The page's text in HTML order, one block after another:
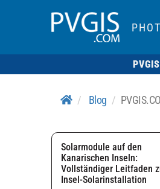
Blog
Solarmodule auf den
Kanarischen Inseln:
Vollständiger Leitfaden
Insel-Solarinstallation